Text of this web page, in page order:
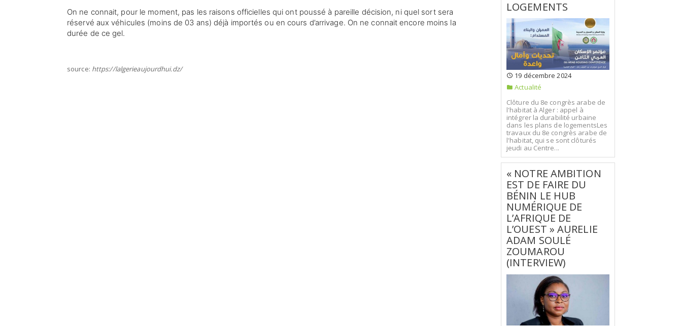
On ne connait, pour le moment, pas les raisons officielles qui ont poussé à pareille décision, ni quel sort sera
réservé aux véhicules (moins de 03 ans) déjà importés ou en cours d’arrivage. On ne connait encore moins la
durée de ce gel.
source: https://lalgerieaujourdhui.dz/
LOGEMENTS
19 décembre 2024
Actualité
Clôture du 8e congrès arabe de
l'habitat à Alger : appel à
intégrer la durabilité urbaine
dans les plans de logementsLes
travaux du 8e congrès arabe de
l'habitat, qui se sont clôturés
jeudi au Centre...
« NOTRE AMBITION
EST DE FAIRE DU
BÉNIN LE HUB
NUMÉRIQUE DE
L’AFRIQUE DE
L’OUEST » AURELIE
ADAM SOULÉ
ZOUMAROU
(INTERVIEW)